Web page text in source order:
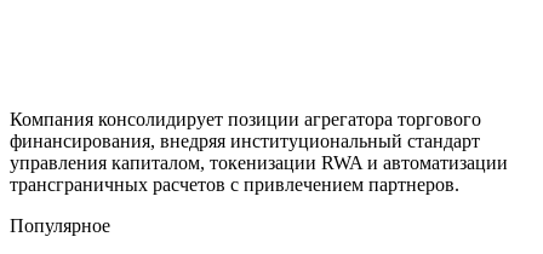
Компания консолидирует позиции агрегатора торгового
финансирования, внедряя институциональный стандарт
управления капиталом, токенизации RWA и автоматизации
трансграничных расчетов с привлечением партнеров.
Популярное